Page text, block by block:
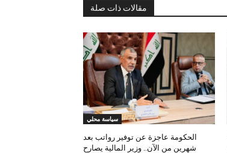
مقالات ذات صلة
سياسة محلي
الحكومة عاجزة عن توفير رواتب بعد
شهرين من الآن.. وزير المالية يصارح